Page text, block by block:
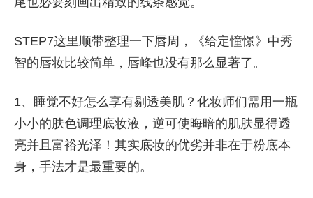
STEP7这里顺带整理一下唇周，《给定憧憬》中秀
智的唇妆比较简单，唇峰也没有那么显著了。
1、睡觉不好怎么享有剔透美肌？化妆师们需用一瓶
小小的肤色调理底妆液，逆可使晦暗的肌肤显得透
亮并且富裕光泽！其实底妆的优劣并非在于粉底本
身，手法才是最重要的。